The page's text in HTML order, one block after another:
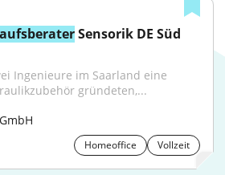
Sensorik DE Süd
Ingenieure im Saarland eine
gründeten,...
Homeoffice Vollzeit